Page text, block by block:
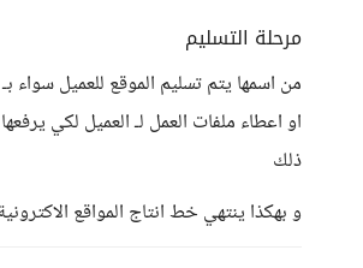
مرحلة التسليم
من اسمها يتم تسليم الموقع للعميل سواء
او اعطاء ملفات العمل لـ العميل لكي
ذلك
و بهكذا ينتهي خط انتاج المواقع